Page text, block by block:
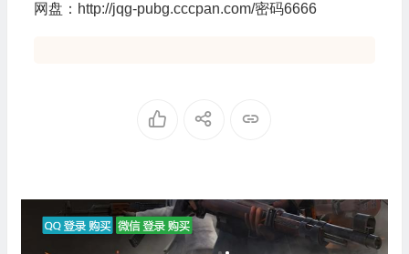
网盘：http://jqg-pubg.cccpan.com/密码6666